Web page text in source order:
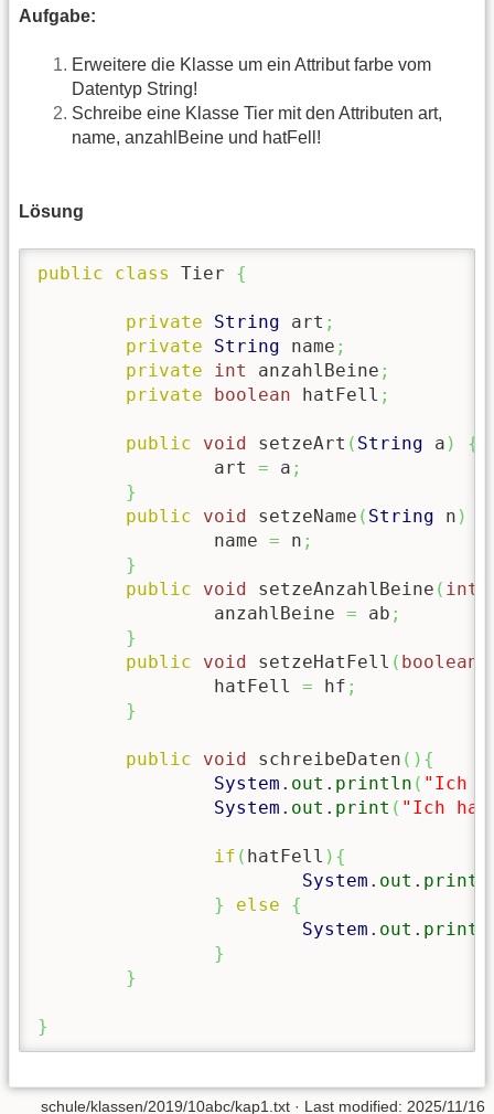
Aufgabe:
Erweitere die Klasse um ein Attribut farbe vom
Datentyp String!
Schreibe eine Klasse Tier mit den Attributen art,
name, anzahlBeine und hatFell!
Lösung
public class Tier {
private String art ;
private
String name ;
private
int anzahlBeine ;
private
boolean hatFell ;
public void setzeArt ( String a )
{
		art
= a ;
}
public
void setzeName ( String n )
		name
= n ;
}
public
void setzeAnzahlBeine ( int
		anzahlBeine
= ab ;
}
public
void setzeHatFell ( boolean
		hatFell
= hf ;
}
public void schreibeDaten ( ) {
System . out . println ( "Ich
System . out . print ( "Ich
if ( hatFell ) {
System . out .
}
else
{
System . out .
}
}
}
schule/klassen/2019/10abc/kap1.txt · Last modified: 2025/11/16